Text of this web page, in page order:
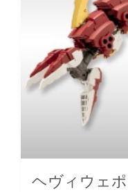
ヘヴィウェ